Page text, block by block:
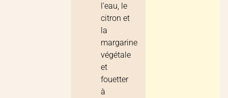
l’eau, le
citron et
la
margarine
végétale
et
fouetter
à